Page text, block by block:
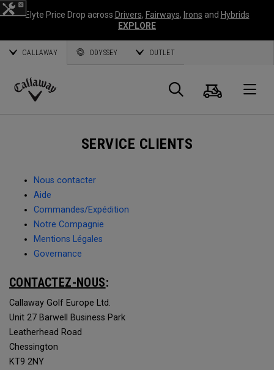
Elyte Price Drop across Drivers, Fairways, Irons and Hybrids
EXPLORE
CALLAWAY ODYSSEY OUTLET
Callaway
Panier
SERVICE CLIENTS
Nous contacter
Aide
Commandes/Expédition
Notre Compagnie
Mentions Légales
Governance
CONTACTEZ-NOUS:
Callaway Golf Europe Ltd.
Unit 27 Barwell Business Park
Leatherhead Road
Chessington
KT9 2NY